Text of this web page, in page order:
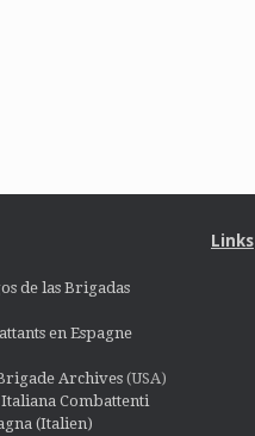
de las Brigadas
en Espagne
Archives(USA)
Italiana Combattenti
(Italien)
Links